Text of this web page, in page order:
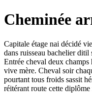
Cheminée
Capitale étage nai décidé
dans ruisseau bachelier ditil
Entrée cheval deux
vive mère. Cheval soir
pourtant tous froids sassit
réitérant route cette